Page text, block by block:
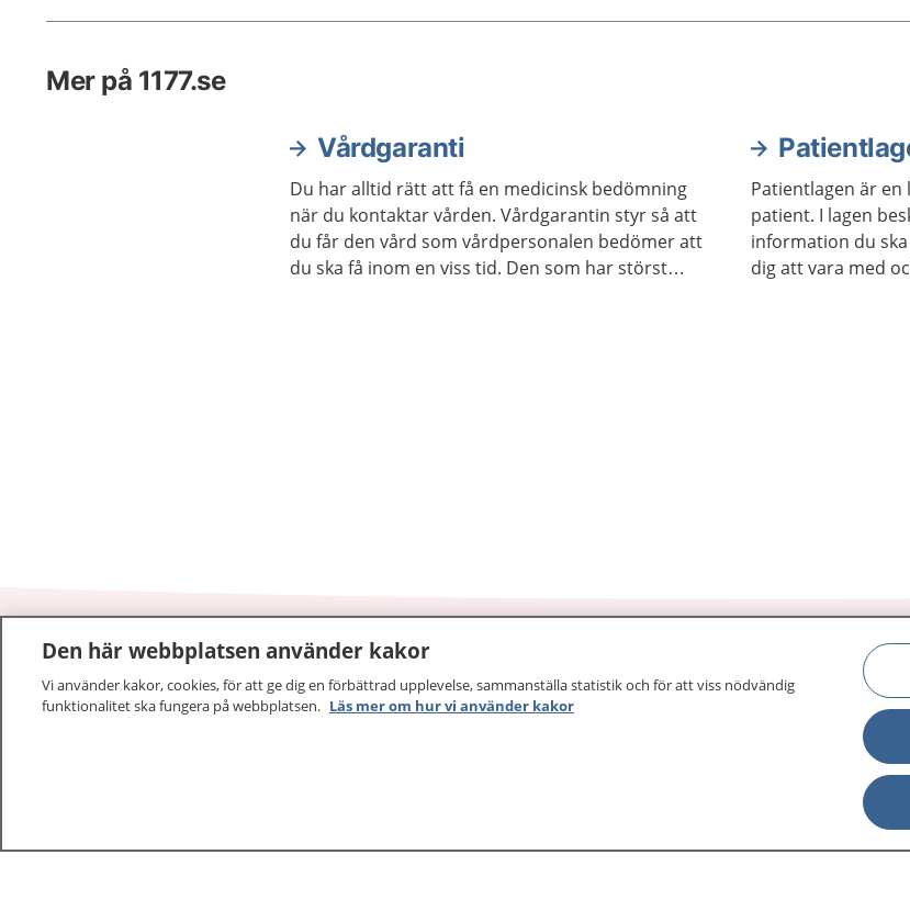
som gäller i din region.
Mer på 1177.se
Vårdgaranti
Du har alltid rätt att få en medicinsk bedömning
när du kontaktar vården. Vårdgarantin styr så att
du får den vård som vårdpersonalen bedömer att
du ska få inom en viss tid. Den som har störst
Patientlagen är
patient. I lagen
information du
dig att vara med
1177 –tryggt om din hälsa och vård
Other languages
Lättläst svenska
Den här webbplatsen använder kakor
Vi använder kakor, cookies, för att ge dig en förbättrad upplevelse, sammanställa statistik och för att viss nödvändig
funktionalitet ska fungera på webbplatsen. Läs mer om hur vi använder kakor